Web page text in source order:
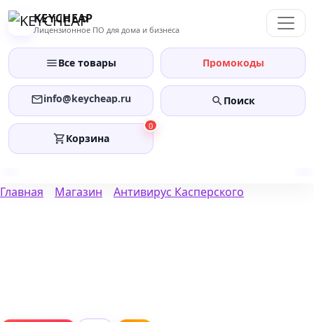
Перейти
KEYCHEAP
Лицензионное ПО для дома и бизнеса
Все товары Промокоды
info@keycheap.ru Поиск
0
Корзина
Главная Магазин Антивирус Касперского